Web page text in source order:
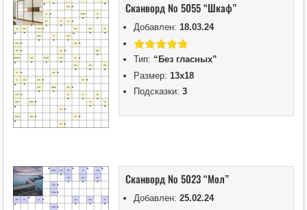
Сканворд № 5055 “Шкаф”
Добавлен:18.03.24
Тип: “Без гласных”
Размер: 13х18
Подсказки:3
Сканворд № 5023 “Мол”
Добавлен:25.02.24